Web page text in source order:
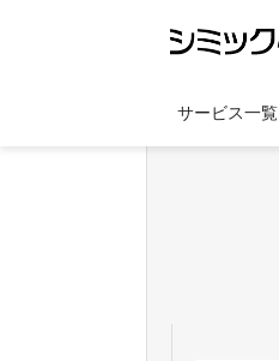
サービス一覧